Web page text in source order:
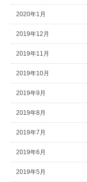
2020年1月
2019年12月
2019年11月
2019年10月
2019年9月
2019年8月
2019年7月
2019年6月
2019年5月